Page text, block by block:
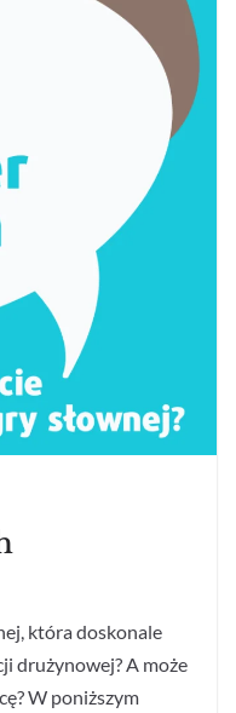
która doskonale
drużynowej? A może
W poniższym